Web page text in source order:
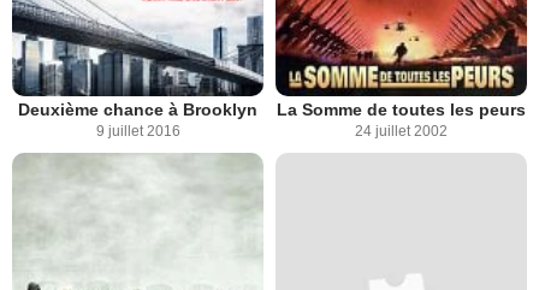
Deuxième chance à Brooklyn
9 juillet 2016
La Somme de toutes les peurs
24 juillet 2002